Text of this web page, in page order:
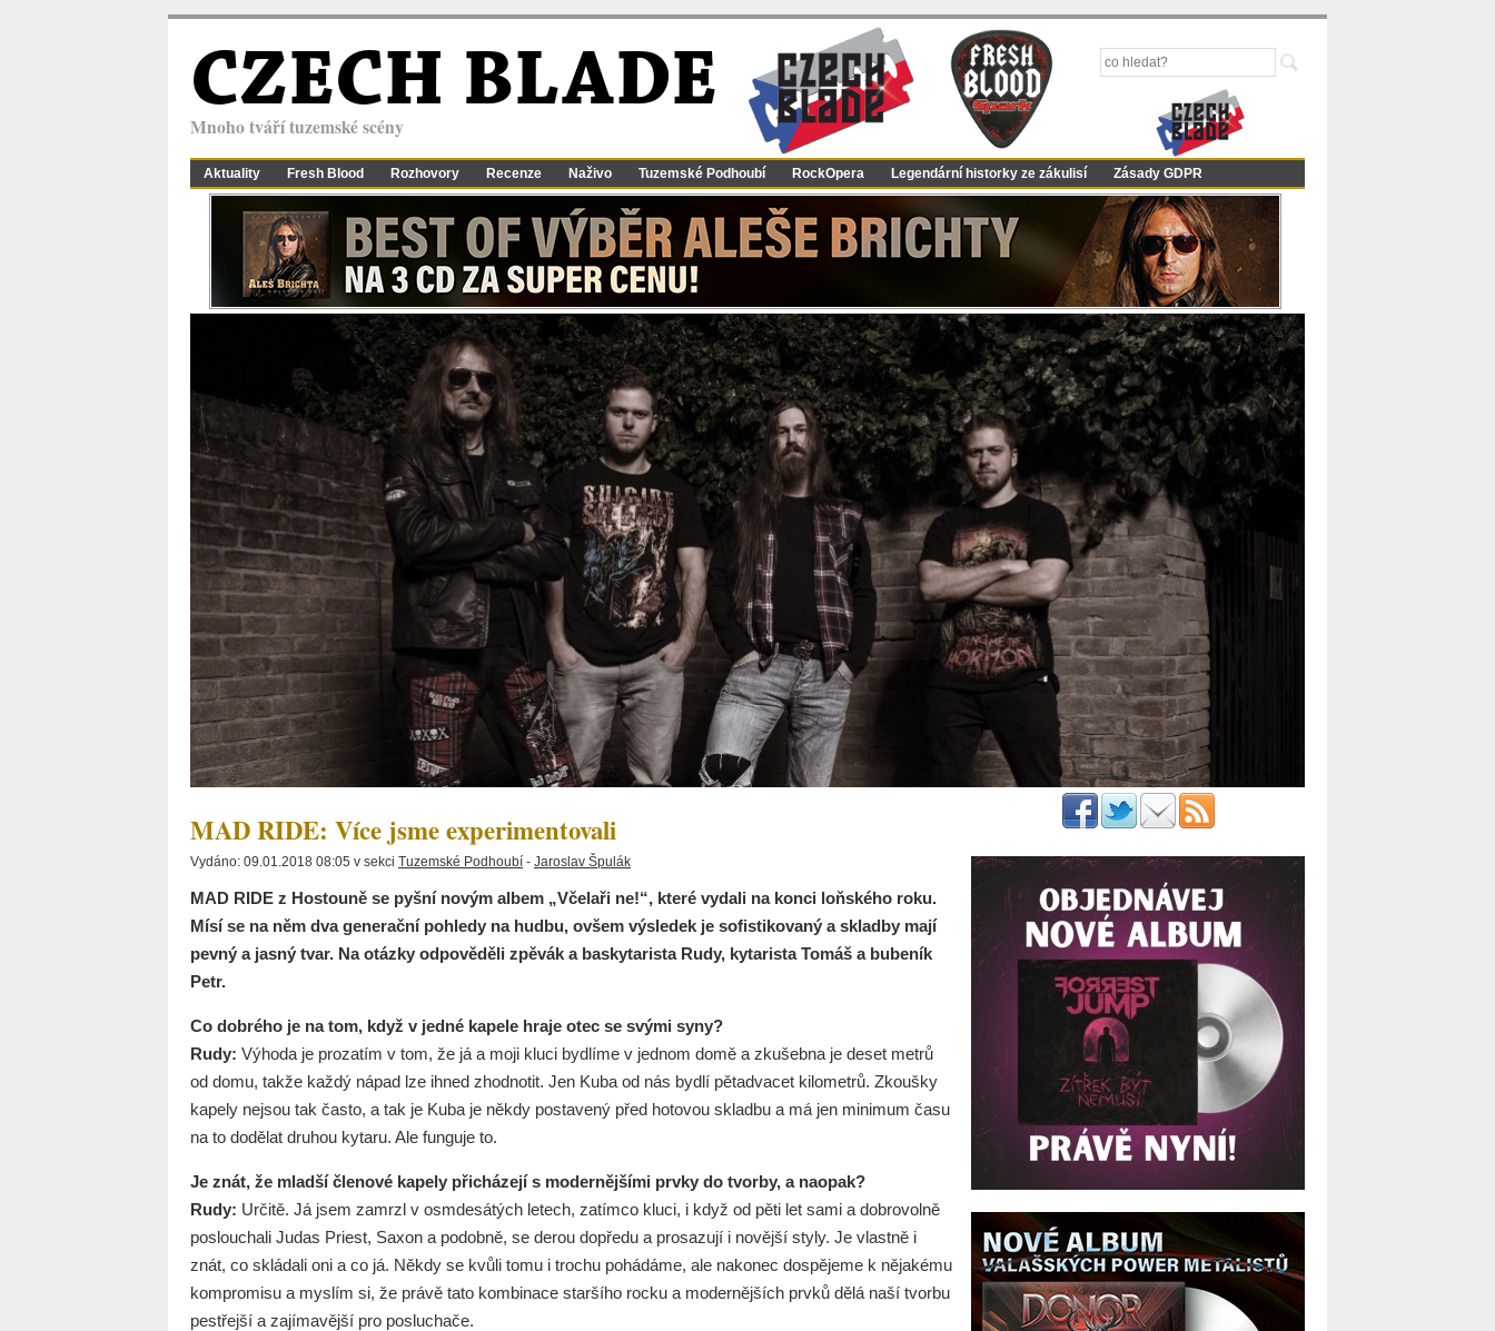
CZECH BLADE
Mnoho tváří tuzemské scény
Aktuality Fresh Blood Rozhovory Recenze Naživo Tuzemské Podhoubí RockOpera Legendární historky ze zákulisí Zásady GDPR
MAD RIDE: Více jsme experimentovali
Vydáno: 09.01.2018 08:05 v sekci Tuzemské Podhoubí - Jaroslav Špulák
MAD RIDE z Hostouně se pyšní novým albem „Včelaři ne!“, které vydali na konci loňského roku.
Mísí se na něm dva generační pohledy na hudbu, ovšem výsledek je sofistikovaný a skladby mají
pevný a jasný tvar. Na otázky odpověděli zpěvák a baskytarista Rudy, kytarista Tomáš a bubeník
Petr.
Co dobrého je na tom, když v jedné kapele hraje otec se svými syny?
Rudy: Výhoda je prozatím v tom, že já a moji kluci bydlíme v jednom domě a zkušebna je deset metrů
od domu, takže každý nápad lze ihned zhodnotit. Jen Kuba od nás bydlí pětadvacet kilometrů. Zkoušky
kapely nejsou tak často, a tak je Kuba je někdy postavený před hotovou skladbu a má jen minimum času
na to dodělat druhou kytaru. Ale funguje to.
Je znát, že mladší členové kapely přicházejí s modernějšími prvky do tvorby, a naopak?
Rudy: Určitě. Já jsem zamrzl v osmdesátých letech, zatímco kluci, i když od pěti let sami a dobrovolně
poslouchali Judas Priest, Saxon a podobně, se derou dopředu a prosazují i novější styly. Je vlastně i
znát, co skládali oni a co já. Někdy se kvůli tomu i trochu pohádáme, ale nakonec dospějeme k nějakému
kompromisu a myslím si, že právě tato kombinace staršího rocku a modernějších prvků dělá naší tvorbu
pestřejší a zajímavější pro posluchače.